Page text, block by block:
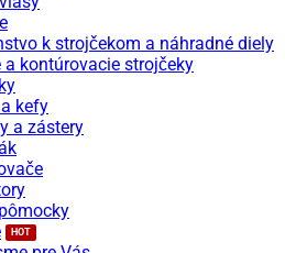
k strojčekom a náhradné diely
a kontúrovacie strojčeky
kefy
a zástery